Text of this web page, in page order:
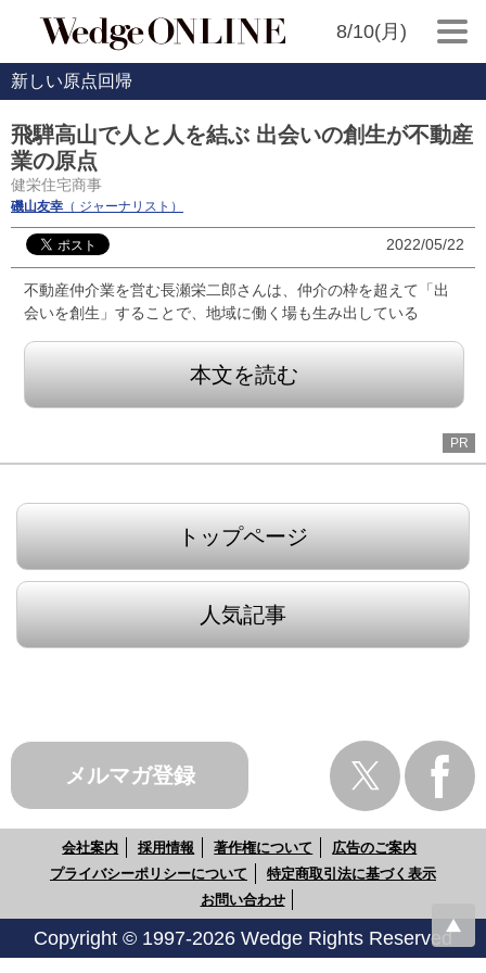
8/10(月)
新しい原点回帰
飛騨高山で人と人を結ぶ 出会いの創生が不動産
業の原点
健栄住宅商事
磯山友幸 （ ジャーナリスト）
2022/05/22
不動産仲介業を営む長瀬栄二郎さんは、仲介の枠を超えて「出
会いを創生」することで、地域に働く場も生み出している
本文を読む
PR
トップページ
人気記事
メルマガ登録
会社案内 採用情報 著作権について
広告のご案内
プライバシーポリシーについて
特定商取引法に基づく表示
お問い合わせ
Copyright © 1997-2026 Wedge Rights Reserved